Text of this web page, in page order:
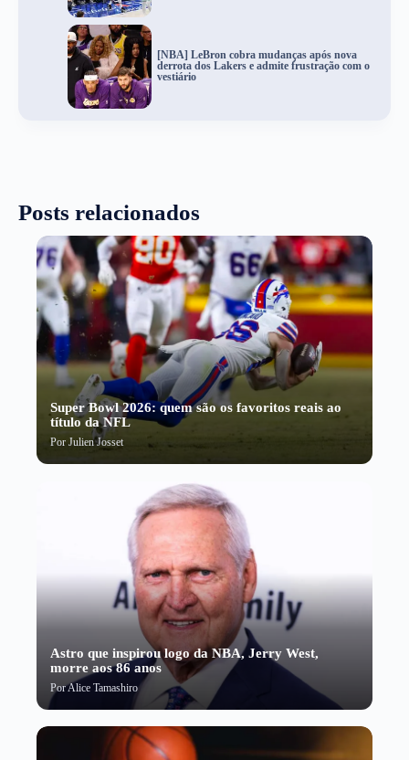
[NBA] LeBron cobra mudanças após nova
derrota dos Lakers e admite frustração com o
vestiário
Posts relacionados
Super Bowl 2026: quem são os favoritos reais ao
título da NFL
Por Julien Josset
Astro que inspirou logo da NBA, Jerry West,
morre aos 86 anos
PorAlice Tamashiro